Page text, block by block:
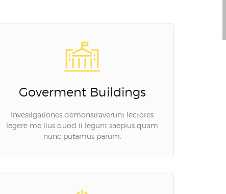
Goverment Buildings
Investigationes demonstraverunt lectores
legere me lius quod ii legunt saepius quam
nunc putamus parum.